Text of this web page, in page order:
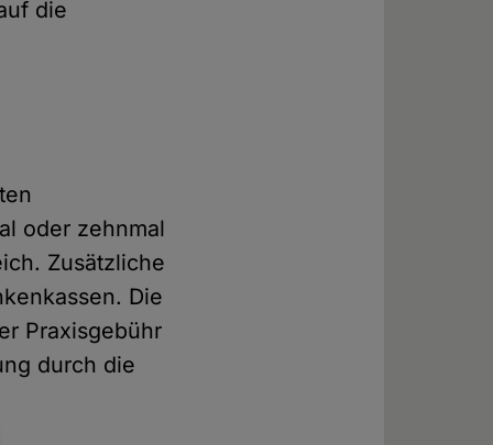
die
oder zehnmal
Zusätzliche
Die
Praxisgebühr
durch die